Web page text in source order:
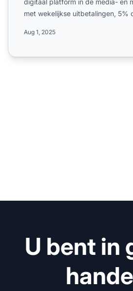
met wekelijkse uitbetalingen, 5%
Aug 1, 2025
U bent in